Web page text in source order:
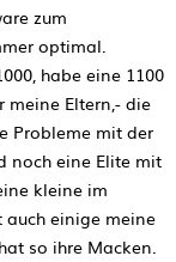
zum
optimal.
habe eine 1100
meine Eltern,- die
Probleme mit der
noch eine Elite mit
kleine im
auch einige meine
so ihre Macken.